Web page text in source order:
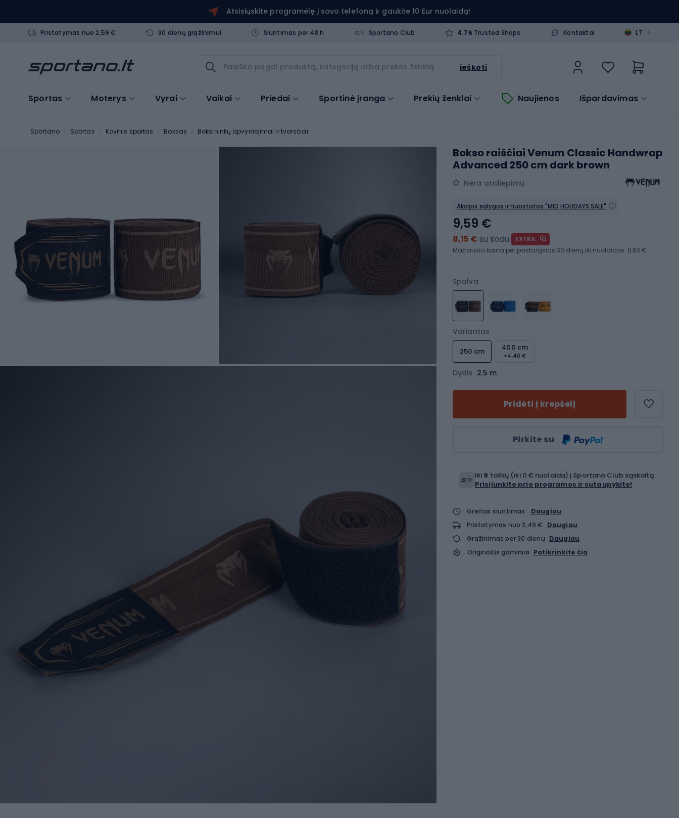
Atsisiųskite programėlę į savo telefoną ir gaukite 10 Eur nuolaidą!
Pristatymas nuo 2,59 € 30 dienų grąžinimui Siuntimas per 48 h Sportano Club 4.76 Trusted Shops Kontaktai LT >
ieškoti
Sportas Moterys Vyrai Vaikai Priedai Sportinė įranga Prekių ženklai Naujienos Išpardavimas
Sportano Sportas Kovinis sportas Boksas Boksininkų apvyniojimai ir tvarsčiai
Bokso raiščiai Venum Classic Handwrap
Advanced 250 cm dark brown
Nėra atsiliepimų
Akcijos sąlygos ir nuostatos "MID HOLIDAYS SALE"
Spalva
Variantas
250 cm 400 cm
+4,40 €
Dydis 2.5 m
Pridėti į krepšelį
Pirkite su
9,59 €
8,15 € su kodu
EXTRA
Mažiausia kaina per pastarąsias 30 dienų iki nuolaidos: 8,63 €
Iki 9 taškų (iki 0 € nuolaida) į Sportano Club sąskaitą.
Prisijunkite prie programos ir sutaupykite!
Greitas siuntimas
Daugiau
Pristatymas nuo 2,49 €
Daugiau
Grąžinimas per 30 dienų Daugiau
Originalūs gaminiai Patikrinkite čia